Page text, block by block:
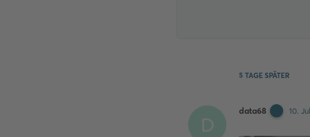
5 TAGE SPÄTER
D
data68 10.